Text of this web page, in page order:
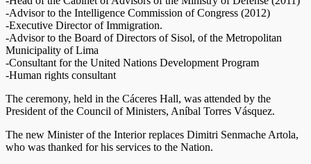
-Advisor to the Intelligence Commission of Congress (2012)
-Executive Director of Immigration.
-Advisor to the Board of Directors of Sisol, of the Metropolitan
Municipality of Lima
-Consultant for the United Nations Development Program
-Human rights consultant
The ceremony, held in the Cáceres Hall, was attended by the
President of the Council of Ministers, Aníbal Torres Vásquez.
The new Minister of the Interior replaces Dimitri Senmache Artola,
who was thanked for his services to the Nation.